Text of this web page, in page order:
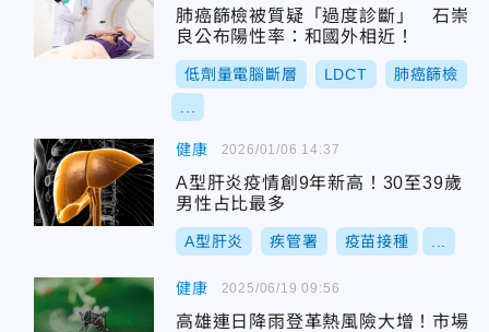
肺癌篩檢被質疑「過度診斷」 石崇
良公布陽性率：和國外相近！
低劑量電腦斷層 LDCT 肺癌篩檢
健康
A型肝炎疫情創9年新高！30至39歲
男性占比最多
A型肝炎 疾管署 疫苗接種
2026/01/06 14:37
健康
高雄連日降雨登革熱風險大增！市場
2025/06/19 09:56